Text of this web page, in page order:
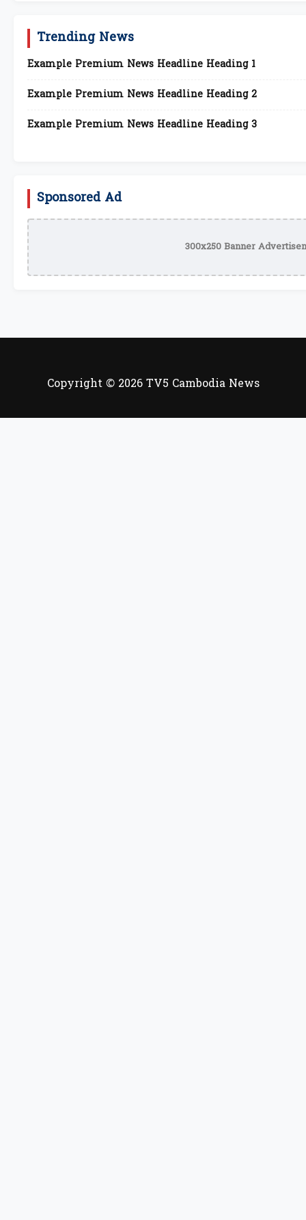
Trending News
Example Premium News Headline Heading 1
Example Premium News Headline Heading 2
Example Premium News Headline Heading 3
Sponsored Ad
300x250 Banner
Copyright © 2026 TV5 Cambodia News